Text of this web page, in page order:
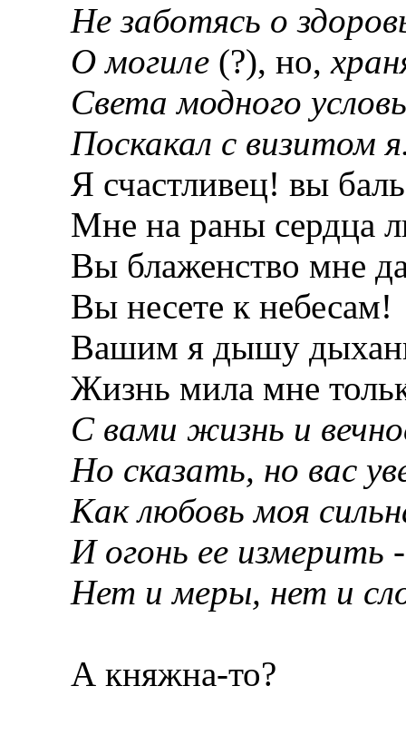
Не заботясь о
О могиле (?), но,
Света модного
Поскакал с визитом
Я счастливец! вы
Мне на раны сердца
Вы блаженство мне
Вы несете к небесам!
Вашим я дышу
Жизнь мила мне
С вами жизнь и
Но сказать, но вас
Как любовь моя
И огонь ее измерить
Нет и меры, нет и
А княжна-то?